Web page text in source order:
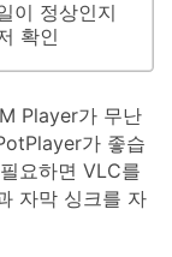
이 정상인지
확인
Player가 무난
가 좋습
요하면 VLC를
자막 싱크를 자